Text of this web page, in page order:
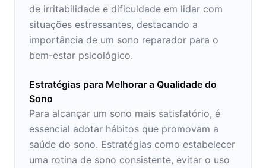
de irritabilidade e dificuldade em lidar com
situações estressantes, destacando a
importância de um sono reparador para o
bem-estar psicológico.
Estratégias para Melhorar a Qualidade do
Sono
Para alcançar um sono mais satisfatório, é
essencial adotar hábitos que promovam a
saúde do sono. Estratégias como estabelecer
uma rotina de sono consistente, evitar o uso